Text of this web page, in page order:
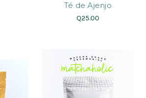
Té de Ajenjo
Q25.00